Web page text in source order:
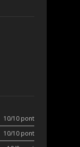
10/10 pont
10/10 pont